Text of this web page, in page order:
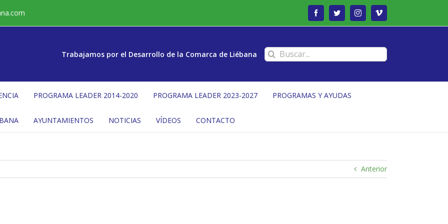
FacebookTwitterInstagramVimeo
Trabajamos por el Desarrollo de la Comarca de Liébana Buscar:
PROGRAMA LEADER 2014-2020 PROGRAMA LEADER 2023-2027 PROGRAMAS Y AYUDAS
AYUNTAMIENTOS NOTICIAS VÍDEOS CONTACTO
Anterior